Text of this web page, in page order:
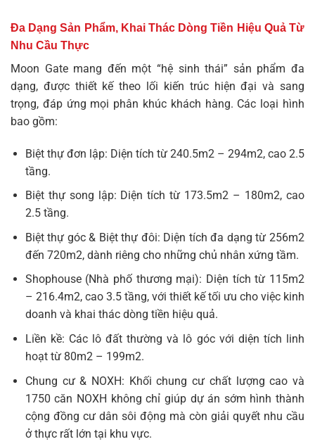
Đa Dạng Sản Phẩm, Khai Thác Dòng Tiền Hiệu Quả Từ
Nhu Cầu Thực
Moon Gate mang đến một “hệ sinh thái” sản phẩm đa
dạng, được thiết kế theo lối kiến trúc hiện đại và sang
trọng, đáp ứng mọi phân khúc khách hàng. Các loại hình
bao gồm:
Biệt thự đơn lập: Diện tích từ 240.5m2 – 294m2, cao 2.5
tầng.
Biệt thự song lập: Diện tích từ 173.5m2 – 180m2, cao
2.5 tầng.
Biệt thự góc & Biệt thự đôi: Diện tích đa dạng từ 256m2
đến 720m2, dành riêng cho những chủ nhân xứng tầm.
Shophouse (Nhà phố thương mại): Diện tích từ 115m2
– 216.4m2, cao 3.5 tầng, với thiết kế tối ưu cho việc kinh
doanh và khai thác dòng tiền hiệu quả.
Liền kề: Các lô đất thường và lô góc với diện tích linh
hoạt từ 80m2 – 199m2.
Chung cư & NOXH: Khối chung cư chất lượng cao và
1750 căn NOXH không chỉ giúp dự án sớm hình thành
cộng đồng cư dân sôi động mà còn giải quyết nhu cầu
ở thực rất lớn tại khu vực.